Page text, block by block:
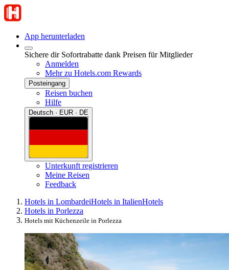
App herunterladen
Sichere dir Sofortrabatte dank Preisen für Mitglieder
Anmelden
Mehr zu Hotels.com Rewards
Posteingang
Reisen buchen
Hilfe
Deutsch · EUR · DE
Unterkunft registrieren
Meine Reisen
Feedback
Hotels in LombardeiHotels in ItalienHotels
Hotels in Porlezza
Hotels mit Küchenzeile in Porlezza